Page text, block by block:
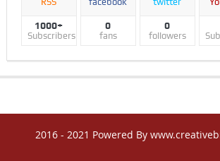
1000+
Subscribers
0
fans
0
followers
2016 - 2021 Powered By